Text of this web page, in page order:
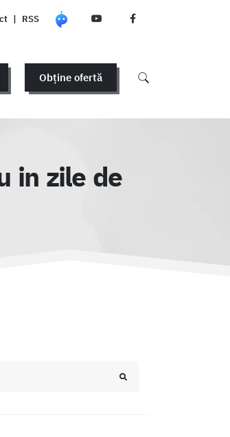
| RSS
Obține ofertă
in zile de